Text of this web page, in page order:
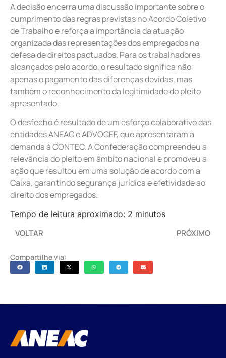
Compartilhe via:
A decisão encerra uma discussão importante sobre o
cumprimento das regras previstas no Acordo Coletivo
de Trabalho e reforça a importância da atuação
organizada das representações dos empregados na
defesa de direitos pactuados. Para os trabalhadores
alcançados pelo acordo, o resultado significa não
apenas o pagamento das diferenças devidas, mas
também o reconhecimento da legitimidade do pleito
apresentado.
O desfecho é resultado de um esforço colaborativo das
entidades ANEAC e ADVOCEF, que apresentaram a
demanda à CONTEC. A Confederação compreendeu a
relevância do pleito em âmbito nacional e promoveu a
ação que resultou em uma solução de acordo com a
Caixa, garantindo segurança jurídica e efetividade ao
direito dos empregados.
Tempo de leitura aproximado: 2 minutos
VOLTAR PRÓXIMO